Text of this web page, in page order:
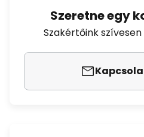
Szeretne egy
Szakértőink